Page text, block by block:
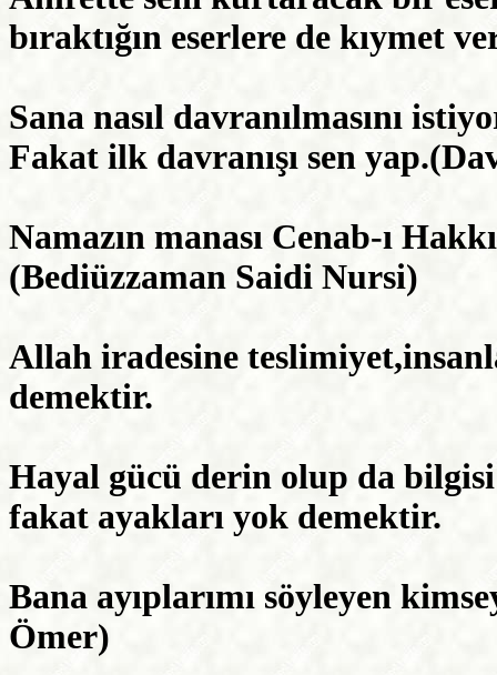
bıraktığın eserlere de kıymet
Sana nasıl davranılmasını
Fakat ilk davranışı sen
Namazın manası Cenab-ı
(Bediüzzaman Saidi Nursi)
Allah iradesine
demektir.
Hayal gücü derin olup da
fakat ayakları yok demektir.
Bana ayıplarımı söyleyen
Ömer)